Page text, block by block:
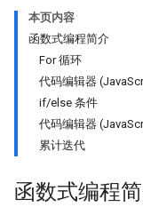
本页内容
函数式编程简介
For 循环
代码编辑器
if/else 条件
代码编辑器
累计迭代
函数式编程